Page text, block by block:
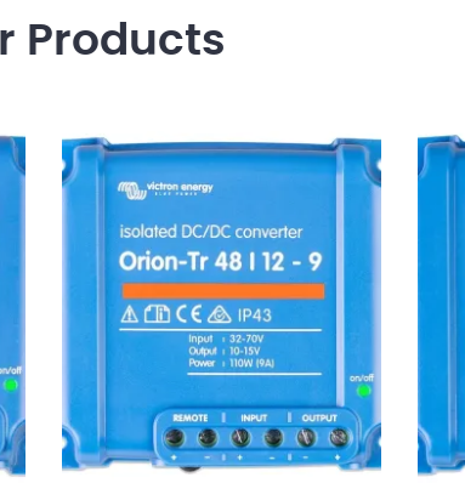
Products